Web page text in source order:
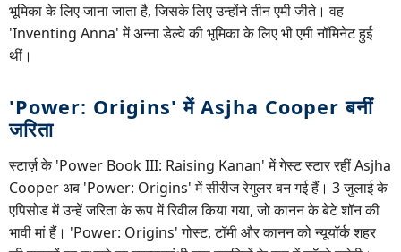
भूमिका के लिए जाना जाता है, जिसके लिए उन्होंने तीन एमी जीते। वह
'Inventing Anna' में अन्ना डेल्वे की भूमिका के लिए भी एमी नॉमिनेट हुई
थीं।
'Power: Origins' में Asjha Cooper बनीं
जरिता
स्टार्ज़ के 'Power Book III: Raising Kanan' में गेस्ट स्टार रहीं Asjha
Cooper अब 'Power: Origins' में सीरीज रेगुलर बन गई हैं। 3 जुलाई के
एपिसोड में उन्हें जरिता के रूप में रिवील किया गया, जो कानन के बेटे शॉन की
भावी मां हैं। 'Power: Origins' गोस्ट, टॉमी और कानन को न्यूयॉर्क शहर